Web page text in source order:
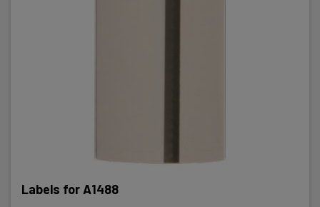
Labels for A1488